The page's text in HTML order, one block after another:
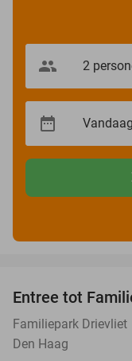
Entree tot
Familiepark Drievliet
Den Haag